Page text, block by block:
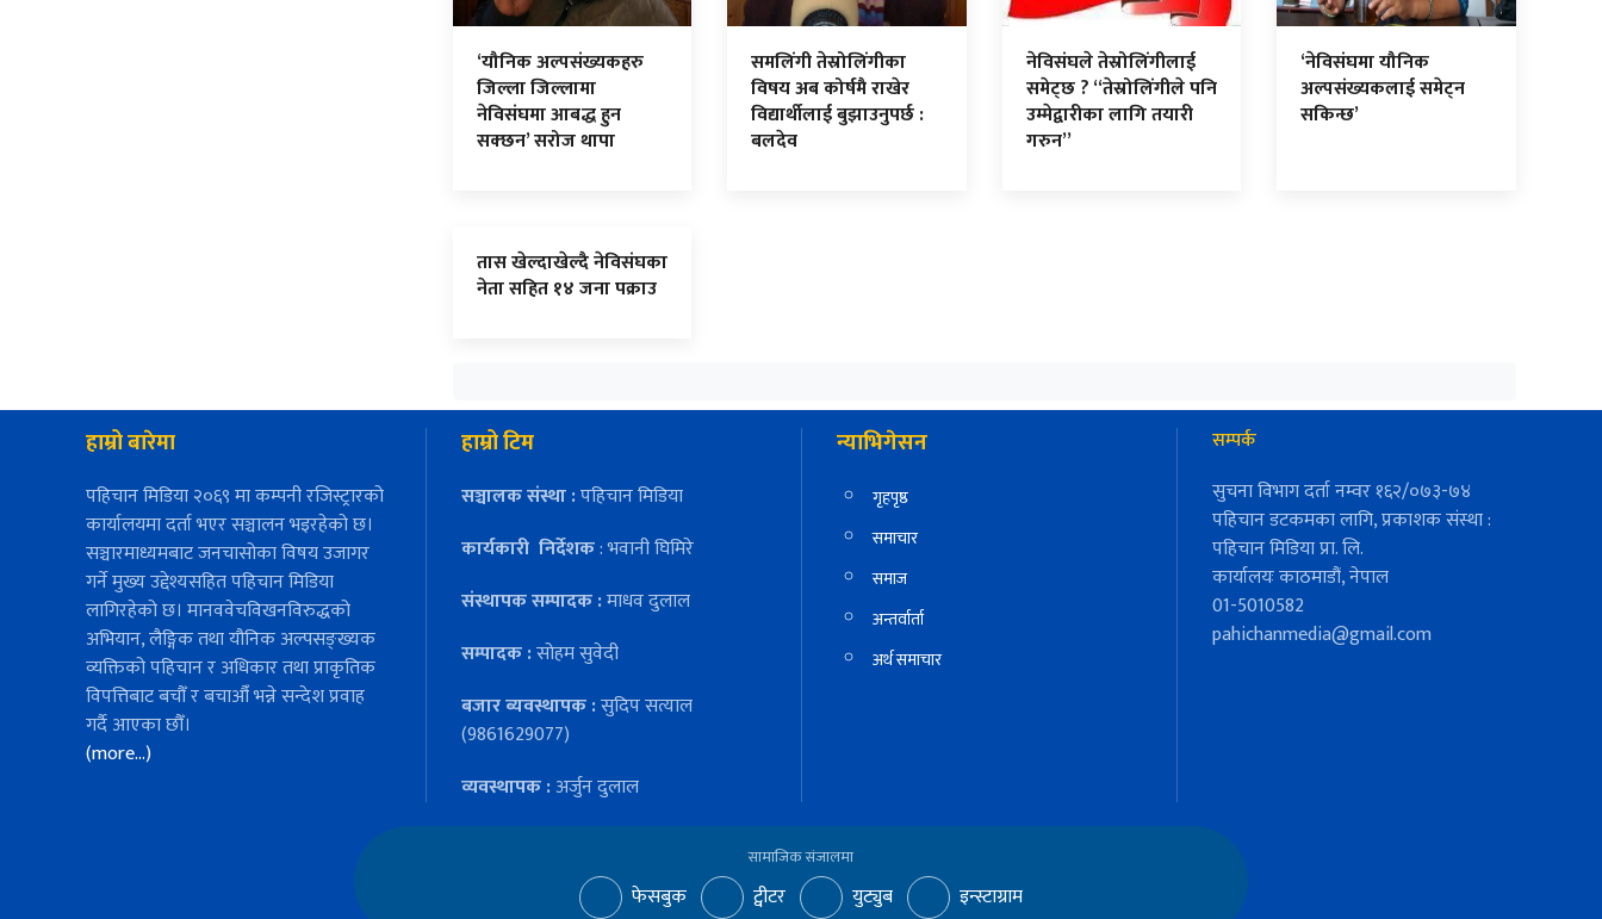
‘यौनिक अल्पसंख्यकहरु
जिल्ला जिल्लामा
नेविसंघमा आबद्ध हुन
सक्छन’ सरोज थापा
समलिंगी तेस्रोलिंगीका
विषय अब कोर्षमै राखेर
विद्यार्थीलाई बुझाउनुपर्छ :
बलदेव
नेविसंघले तेस्रोलिंगीलाई
समेट्छ ? “तेस्रोलिंगीले पनि
उम्मेद्वारीका लागि तयारी
गरुन”
‘नेविसंघमा यौनिक
अल्पसंख्यकलाई समेट्न
सकिन्छ’
तास खेल्दाखेल्दै नेविसंघका
नेता सहित १४ जना पक्राउ
हाम्रो बारेमा
पहिचान मिडिया २०६९ मा कम्पनी रजिस्ट्रारको
कार्यालयमा दर्ता भएर सञ्चालन भइरहेको छ।
सञ्चारमाध्यमबाट जनचासोका विषय उजागर
गर्ने मुख्य उद्देश्यसहित पहिचान मिडिया
लागिरहेको छ। मानववेचविखनविरुद्धको
अभियान, लैङ्गिक तथा यौनिक अल्पसङ्ख्यक
व्यक्तिको पहिचान र अधिकार तथा प्राकृतिक
विपत्तिबाट बचौँ र बचाऔँ भन्ने सन्देश प्रवाह
गर्दै आएका छौँ।
(more…)
हाम्रो टिम
सञ्चालक संस्था :पहिचान मिडिया
कार्यकारी निर्देशक: भवानी घिमिरे
संस्थापक सम्पादक :माधव दुलाल
सम्पादक :सोहम सुवेदी
बजार ब्यवस्थापक :सुदिप सत्याल
(9861629077)
व्यवस्थापक :अर्जुन दुलाल
न्याभिगेसन
गृहपृष्ठ
समाचार
समाज
अन्तर्वार्ता
अर्थ समाचार
सम्पर्क
सुचना विभाग दर्ता नम्वर १६२/०७३-७४
पहिचान डटकमका लागि, प्रकाशक संस्था :
पहिचान मिडिया प्रा. लि.
कार्यालयः काठमाडौं, नेपाल
01-5010582
pahichanmedia@gmail.com
सामाजिक संजालमा
फेसबुक ट्वीटर युट्युब इन्स्टाग्राम